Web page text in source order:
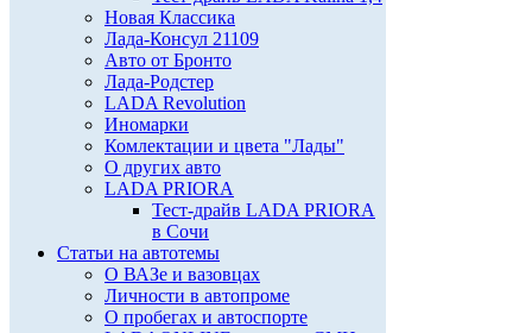
Новая Классика
Лада-Консул 21109
Авто от Бронто
Лада-Родстер
LADA Revolution
Иномарки
Комлектации и цвета "Лады"
О других авто
LADA PRIORA
Тест-драйв LADA PRIORA
в Сочи
Статьи на автотемы
О ВАЗе и вазовцах
Личности в автопроме
О пробегах и автоспорте